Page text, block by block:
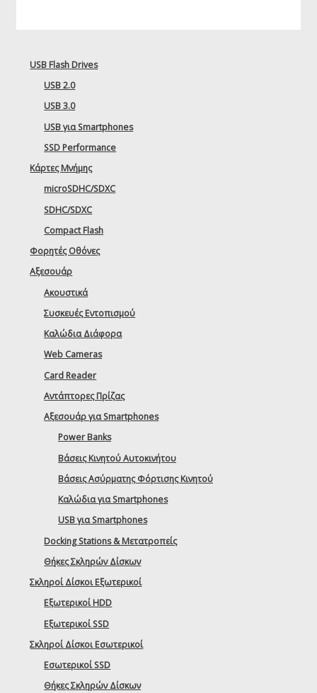
USB Flash Drives
USB 2.0
USB 3.0
USB για Smartphones
SSD Performance
Κάρτες Μνήμης
microSDHC/SDXC
SDHC/SDXC
Compact Flash
Φορητές Οθόνες
Αξεσουάρ
Ακουστικά
Συσκευές Εντοπισμού
Καλώδια Διάφορα
Web Cameras
Card Reader
Αντάπτορες Πρίζας
Αξεσουάρ για Smartphones
Power Banks
Βάσεις Κινητού Αυτοκινήτου
Βάσεις Ασύρματης Φόρτισης Κινητού
Καλώδια για Smartphones
USB για Smartphones
Docking Stations & Μετατροπείς
Θήκες Σκληρών Δίσκων
Σκληροί Δίσκοι Εξωτερικοί
Εξωτερικοί HDD
Εξωτερικοί SSD
Σκληροί Δίσκοι Εσωτερικοί
Εσωτερικοί SSD
Θήκες Σκληρών Δίσκων